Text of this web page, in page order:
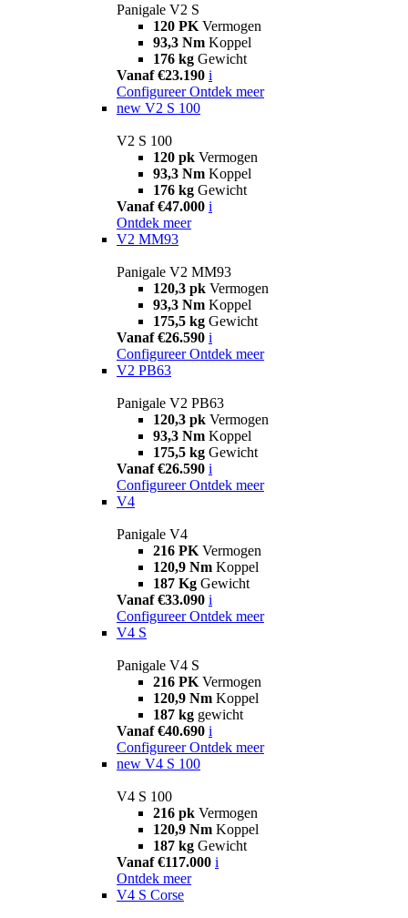
Panigale V2 S
120 PK Vermogen
93,3 Nm Koppel
176 kg Gewicht
Vanaf €23.190 i
Configureer Ontdek meer
new V2 S 100
V2 S 100
120 pk Vermogen
93,3 Nm Koppel
176 kg Gewicht
Vanaf €47.000 i
Ontdek meer
V2 MM93
Panigale V2 MM93
120,3 pk Vermogen
93,3 Nm Koppel
175,5 kg Gewicht
Vanaf €26.590 i
Configureer Ontdek meer
V2 PB63
Panigale V2 PB63
120,3 pk Vermogen
93,3 Nm Koppel
175,5 kg Gewicht
Vanaf €26.590 i
Configureer Ontdek meer
V4
Panigale V4
216 PK Vermogen
120,9 Nm Koppel
187 Kg Gewicht
Vanaf €33.090 i
Configureer Ontdek meer
V4 S
Panigale V4 S
216 PK Vermogen
120,9 Nm Koppel
187 kg gewicht
Vanaf €40.690 i
Configureer Ontdek meer
new V4 S 100
V4 S 100
216 pk Vermogen
120,9 Nm Koppel
187 kg Gewicht
Vanaf €117.000 i
Ontdek meer
V4 S Corse